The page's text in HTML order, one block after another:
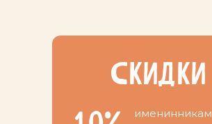
скидки
именинникам